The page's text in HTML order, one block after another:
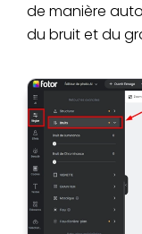
de manière
du bruit et du